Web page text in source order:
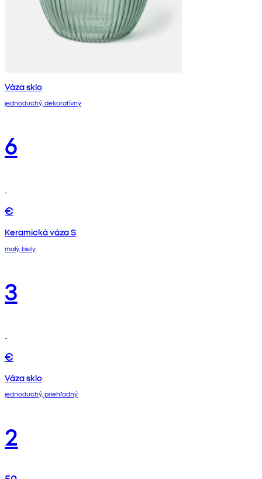
Váza sklo
jednoduchý, dekoratívny
6
€
Keramická váza S
malý, biely
3
€
Váza sklo
jednoduchý, priehľadný
2